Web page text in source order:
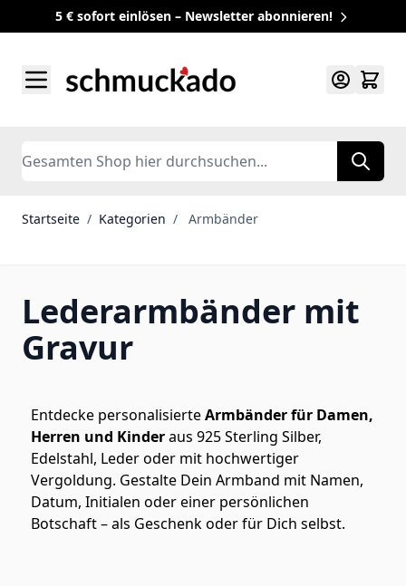
5 € sofort einlösen – Newsletter abonnieren!
Search
Startseite / Kategorien / Armbänder
Lederarmbänder mit
Gravur
Entdecke personalisierteArmbänder für Damen,
Herren und Kinderaus 925 Sterling Silber,
Edelstahl, Leder oder mit hochwertiger
Vergoldung. Gestalte Dein Armband mit Namen,
Datum, Initialen oder einer persönlichen
Botschaft – als Geschenk oder für Dich selbst.